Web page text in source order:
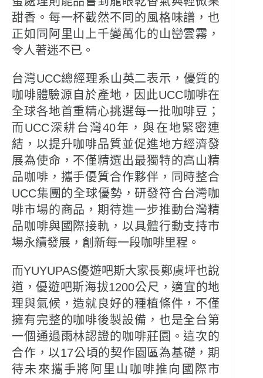
甜香。每一杯截然不同的風格味譜，也
正如同阿里山上千變萬化的山巒雲霧，
令人著迷不已。
台灣UCC總經理系山英二表示，優質的
咖啡體驗源自於產地，因此UCC咖啡在
全球各地首重精心挑選每一批咖啡豆；
而UCC深耕台灣40年，與在地緊密連
結，以提升咖啡品質並促進地方經濟發
展為使命，不僅精選出最獨特的高山精
品咖啡，攜手優質合作夥伴，同時整合
UCC集團的全球優勢，研發符合台灣咖
啡市場的商品，期待進一步推動台灣精
品咖啡與國際接軌，以具體行動支持市
場永續發展，創新每一段咖啡里程。
而YUYUPAS優遊吧斯大家長鄭虞坪也說
道，優遊吧斯海拔1200公尺，適宜的地
理與氣候，造就良好的種植條件，不僅
擁有完整的咖啡後製設備，也是全台第
一個通過雨林認證的咖啡莊園。這次的
合作，以17公頃的契作園區為基礎，期
待未來攜手將阿里山咖啡推向國際市